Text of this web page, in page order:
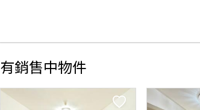
有銷售中物件